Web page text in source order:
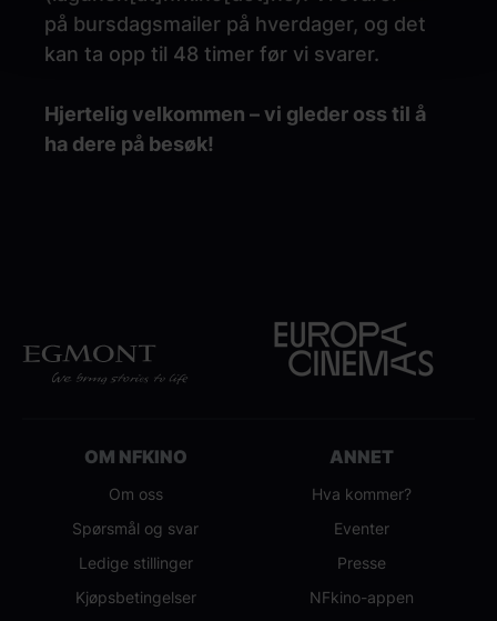
på bursdagsmailer på hverdager, og det
kan ta opp til 48 timer før vi svarer.
Hjertelig velkommen – vi gleder oss til å
ha dere på besøk!
OM NFKINO
Om oss
Spørsmål og svar
Ledige stillinger
Kjøpsbetingelser
ANNET
Hva kommer?
Eventer
Presse
NFkino-appen